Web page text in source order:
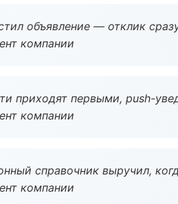
объявление — отклик
компании
приходят первыми, push-
компании
справочник выручил,
компании